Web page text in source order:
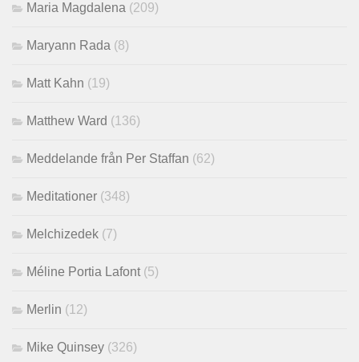
Maria Magdalena (209)
Maryann Rada (8)
Matt Kahn (19)
Matthew Ward (136)
Meddelande från Per Staffan (62)
Meditationer (348)
Melchizedek (7)
Méline Portia Lafont(5)
Merlin (12)
Mike Quinsey (326)